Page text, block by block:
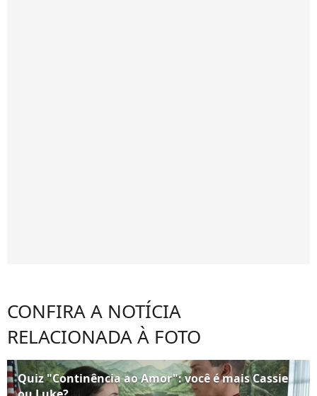
CONFIRA A NOTÍCIA
RELACIONADA À FOTO
Quiz "Continência ao Amor": você é mais Cassie